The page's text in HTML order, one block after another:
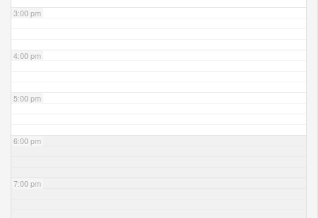
3:00 pm
4:00 pm
5:00 pm
6:00 pm
7:00 pm